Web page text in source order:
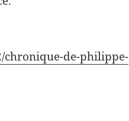
chronique-de-philippe-